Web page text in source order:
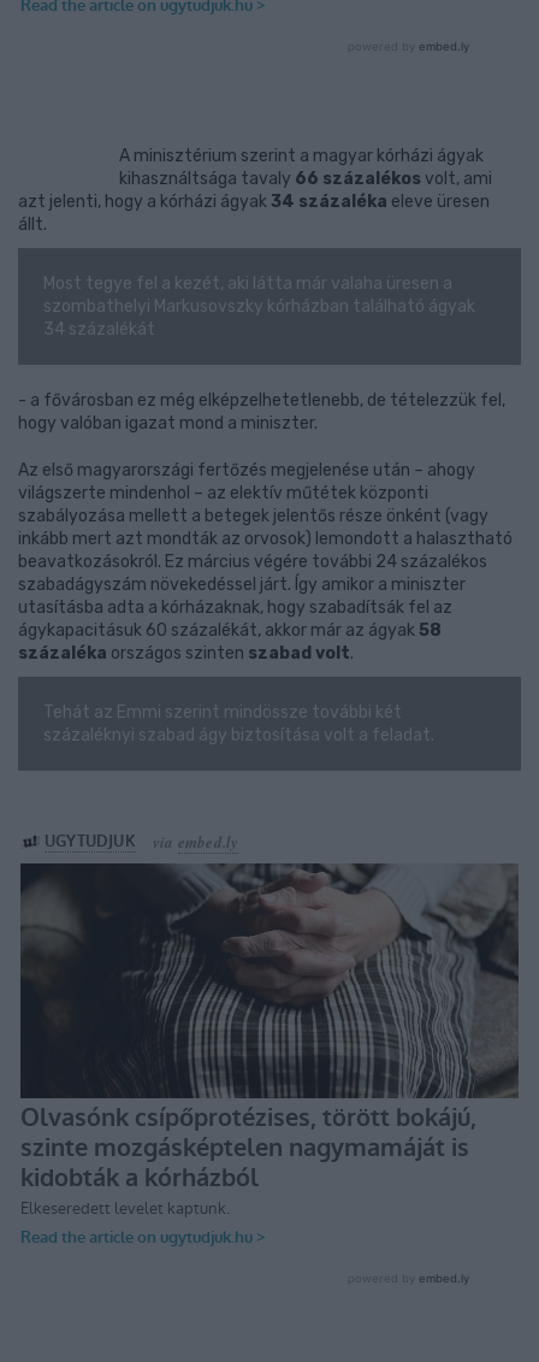
A minisztérium szerint a magyar kórházi ágyak
kihasználtsága tavaly 66 százalékosvolt, ami
azt jelenti, hogy a kórházi ágyak34 százaléka eleve üresen
állt.
Most tegye fel a kezét, aki látta már valaha üresen a
szombathelyi Markusovszky kórházban található ágyak
34 százalékát
- a fővárosban ez még elképzelhetetlenebb, de tételezzük fel,
hogy valóban igazat mond a miniszter.
Az első magyarországi fertőzés megjelenése után – ahogy
világszerte mindenhol – az elektív műtétek központi
szabályozása mellett a betegek jelentős része önként (vagy
inkább mert azt mondták az orvosok) lemondott a halasztható
beavatkozásokról. Ez március végére további 24 százalékos
szabadágyszám növekedéssel járt. Így amikor a miniszter
utasításba adta a kórházaknak, hogy szabadítsák fel az
ágykapacitásuk 60 százalékát, akkor már az ágyak 58
százaléka országos szinten szabad volt.
Tehát az Emmi szerint mindössze további két
százaléknyi szabad ágy biztosítása volt a feladat.